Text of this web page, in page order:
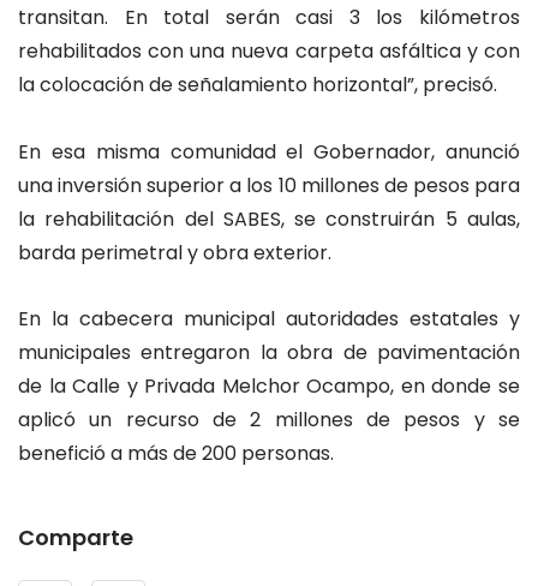
transitan. En total serán casi 3 los kilómetros
rehabilitados con una nueva carpeta asfáltica y con
la colocación de señalamiento horizontal”, precisó.
En esa misma comunidad el Gobernador, anunció
una inversión superior a los 10 millones de pesos para
la rehabilitación del SABES, se construirán 5 aulas,
barda perimetral y obra exterior.
En la cabecera municipal autoridades estatales y
municipales entregaron la obra de pavimentación
de la Calle y Privada Melchor Ocampo, en donde se
aplicó un recurso de 2 millones de pesos y se
benefició a más de 200 personas.
Comparte